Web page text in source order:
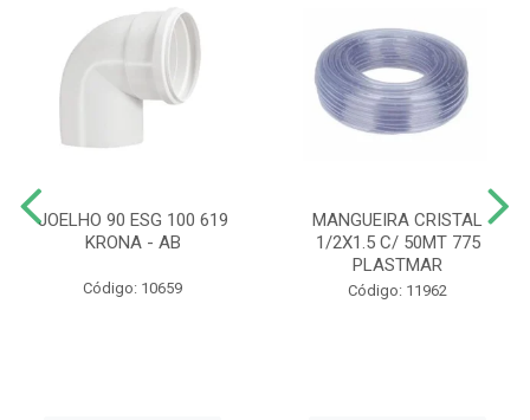
JOELHO 90 ESG 100 619
KRONA - AB
Código: 10659
MANGUEIRA CRISTAL
1/2X1.5 C/ 50MT 775
PLASTMAR
Código: 11962